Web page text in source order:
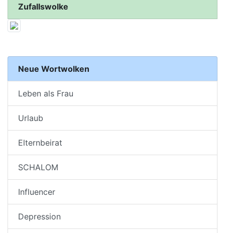
Zufallswolke
Neue Wortwolken
Leben als Frau
Urlaub
Elternbeirat
SCHALOM
Influencer
Depression